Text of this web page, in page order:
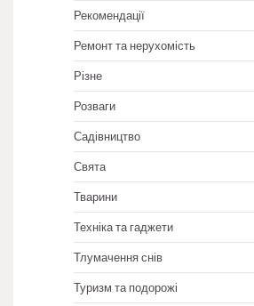
Рекомендації
Ремонт та нерухомість
Різне
Розваги
Садівництво
Свята
Тварини
Техніка та гаджети
Тлумачення снів
Туризм та подорожі